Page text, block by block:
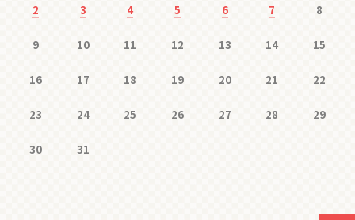
2 3 4 5 6 7 8
9 10 11 12 13 14 15
16 17 18 19 20 21 22
23 24 25 26 27 28 29
30 31